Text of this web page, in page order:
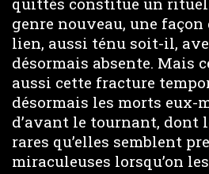
genre nouveau, une
lien, aussi ténu soit-il,
désormais absente. Mais
aussi cette fracture
désormais les morts eux-
d’avant le tournant, dont
rares qu’elles semblent
miraculeuses lorsqu’on